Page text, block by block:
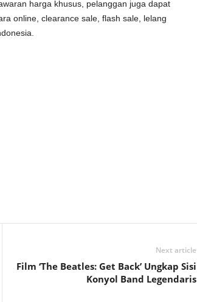
harga khusus, pelanggan juga dapat
online, clearance sale, flash sale, lelang
Next article
Film ‘The Beatles: Get Back’ Ungkap Sisi
Konyol Band Legendaris